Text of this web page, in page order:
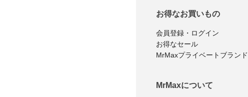
お得なお買いもの
会員登録・ログイン
お得なセール
MrMaxプライベートブランド
MrMaxについて